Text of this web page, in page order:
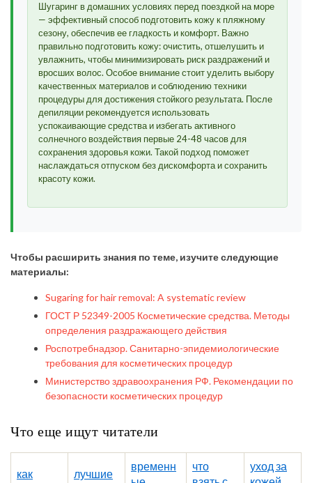
Шугаринг в домашних условиях перед поездкой на море
— эффективный способ подготовить кожу к пляжному
сезону, обеспечив ее гладкость и комфорт. Важно
правильно подготовить кожу: очистить, отшелушить и
увлажнить, чтобы минимизировать риск раздражений и
вросших волос. Особое внимание стоит уделить выбору
качественных материалов и соблюдению техники
процедуры для достижения стойкого результата. После
депиляции рекомендуется использовать
успокаивающие средства и избегать активного
солнечного воздействия первые 24-48 часов для
сохранения здоровья кожи. Такой подход поможет
наслаждаться отпуском без дискомфорта и сохранить
красоту кожи.
Чтобы расширить знания по теме, изучите следующие
материалы:
Sugaring for hair removal: A systematic review
ГОСТ Р 52349-2005 Косметические средства. Методы
определения раздражающего действия
Роспотребнадзор. Санитарно-эпидемиологические
требования для косметических процедур
Министерство здравоохранения РФ. Рекомендации по
безопасности косметических процедур
Что еще ищут читатели
как
лучшие
временн
что
уход за